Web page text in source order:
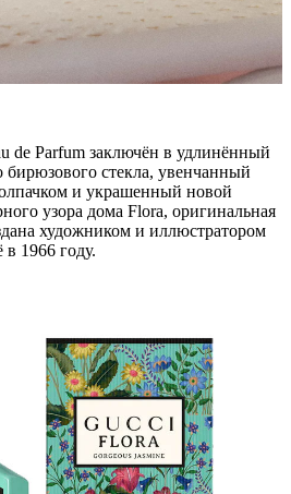
de Parfum заключён в удлинённый
бирюзового стекла, увенчанный
и украшенный новой
узора дома Flora, оригинальная
художником и иллюстратором
1966 году.